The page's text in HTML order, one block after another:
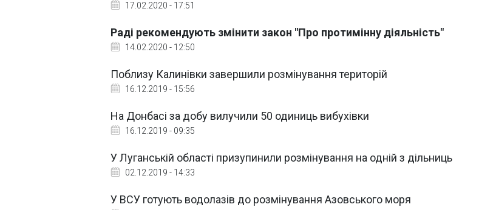
17.02.2020 - 17:51
Раді рекомендують змінити закон "Про протимінну діяльність"
14.02.2020 - 12:50
Поблизу Калинівки завершили розмінування територій
16.12.2019 - 15:56
На Донбасі за добу вилучили 50 одиниць вибухівки
16.12.2019 - 09:35
У Луганській області призупинили розмінування на одній з дільниць
02.12.2019 - 14:33
У ВСУ готують водолазів до розмінування Азовського моря